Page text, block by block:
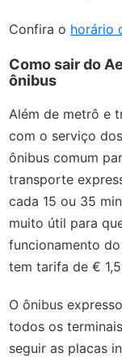
Confira o horário
Como sair do
ônibus
Além de metrô e
com o serviço
ônibus comum
transporte
cada 15 ou 35
muito útil para
funcionamento
tem tarifa de €
O ônibus
todos os
seguir as placas